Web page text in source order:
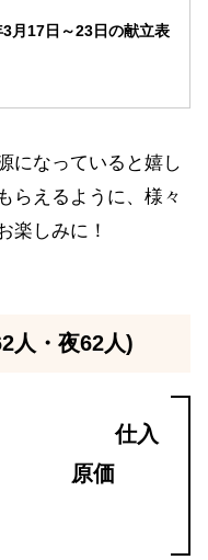
月17日～23日の献立表
になっていると嬉し
らえるように、様々
楽しみに！
人・夜62人)
円 仕入
原価